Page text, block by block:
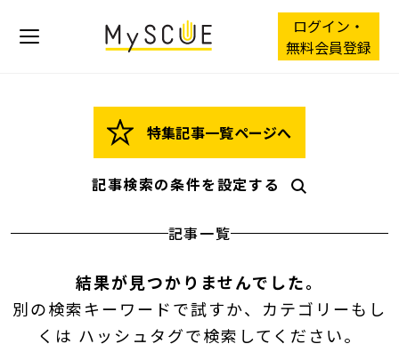
ログイン・
無料会員登録
特集記事一覧ページへ
記事検索の条件を設定する
記事一覧
結果が見つかりませんでした。
別の検索キーワードで試すか、カテゴリーもし
くは ハッシュタグで検索してください。